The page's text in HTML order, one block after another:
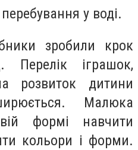
у воді.
зробили крок
Перелік іграшок,
розвиток дитини
Малюка
формі навчити
кольори і форми.